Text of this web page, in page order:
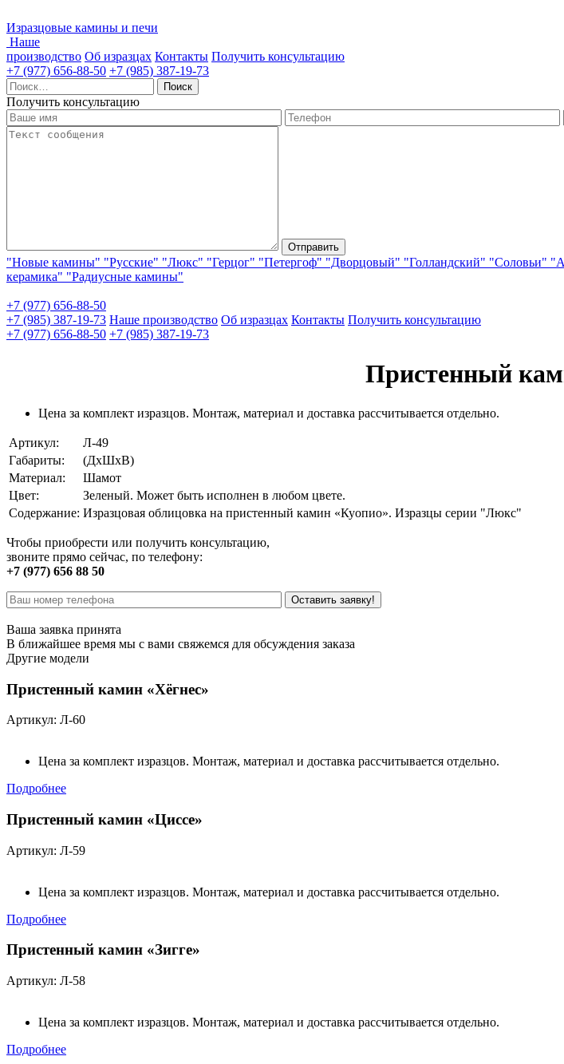
Изразцовые камины и печи
Наше
производство Об изразцах Контакты Получить консультацию
+7 (977) 656-88-50 +7 (985) 387-19-73
Найти:
Получить консультацию
"Новые камины" "Русские" "Люкс" "Герцог" "Петергоф" "Дворцовый" "Голландский" "Соловьи"
керамика" "Радиусные камины"
+7 (977) 656-88-50
+7 (985) 387-19-73 Наше производство Об изразцах Контакты Получить консультацию
+7 (977) 656-88-50 +7 (985) 387-19-73
Пристенный
Цена за комплект изразцов. Монтаж, материал и доставка рассчитывается отдельно.
Артикул:
Л-49
Габариты:
(ДхШхВ)
Материал:
Шамот
Цвет:
Зеленый. Может быть исполнен в любом цвете.
Содержание: Изразцовая облицовка на пристенный камин «Куопио». Изразцы серии "Люкс"
Чтобы приобрести или получить консультацию,
звоните прямо сейчас, по телефону:
+7 (977) 656 88 50
Ваша заявка принята
В ближайшее время мы с вами свяжемся для обсуждения заказа
Другие модели
Пристенный камин «Хёгнес»
Артикул: Л-60
Цена за комплект изразцов. Монтаж, материал и доставка рассчитывается отдельно.
Подробнее
Пристенный камин «Циссе»
Артикул: Л-59
Цена за комплект изразцов. Монтаж, материал и доставка рассчитывается отдельно.
Подробнее
Пристенный камин «Зигге»
Артикул: Л-58
Цена за комплект изразцов. Монтаж, материал и доставка рассчитывается отдельно.
Подробнее